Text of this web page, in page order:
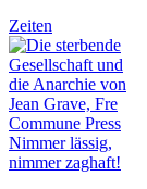
Zeiten
Nimmer lässig,
nimmer zaghaft!